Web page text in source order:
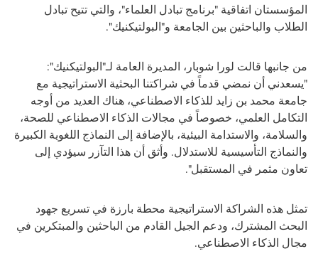
المؤسستان اتفاقية "برنامج تبادل العلماء"، والتي تتيح تبادل
الطلاب والباحثين بين الجامعة و"البولتيكنيك".
من جانبها قالت لورا شوبار، المديرة العامة لـ"البولتيكنيك":
"يسعدني أن نمضي قدماً في شراكتنا البحثية الاستراتيجية مع
جامعة محمد بن زايد للذكاء الاصطناعي، هناك العديد من أوجه
التكامل العلمي، خصوصاً في مجالات الذكاء الاصطناعي للصحة،
والسلامة، والاستدامة البيئية، بالإضافة إلى النماذج اللغوية الكبيرة
والنماذج التأسيسية للاستدلال. وأثق أن هذا التآزر سيؤدي إلى
تعاون مثمر في المستقبل".
تمثل هذه الشراكة الاستراتيجية محطة بارزة في تسريع جهود
البحث المشترك، ودعم الجيل القادم من الباحثين والمبتكرين في
مجال الذكاء الاصطناعي.